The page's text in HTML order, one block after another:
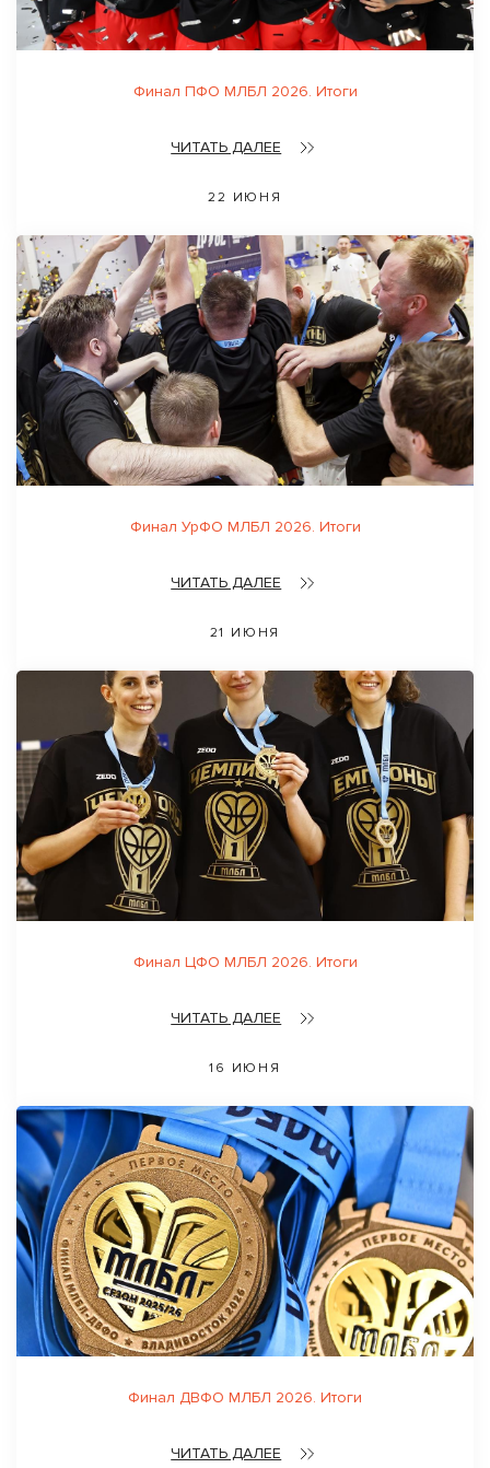
Финал ПФО МЛБЛ 2026. Итоги
ЧИТАТЬ ДАЛЕЕ
22 ИЮНЯ
Финал УрФО МЛБЛ 2026. Итоги
ЧИТАТЬ ДАЛЕЕ
21 ИЮНЯ
Финал ЦФО МЛБЛ 2026. Итоги
ЧИТАТЬ ДАЛЕЕ
16 ИЮНЯ
Финал ДВФО МЛБЛ 2026. Итоги
ЧИТАТЬ ДАЛЕЕ